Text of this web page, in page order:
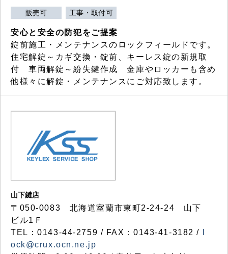
販売可 工事・取付可
安心と安全の防犯をご提案
錠前施工・メンテナンスのロックフィールドです。
住宅解錠～カギ交換・錠前、キーレス錠の新規取
付 車両解錠～紛失鍵作成 金庫やロッカーも含め
他様々に解錠・メンテナンスにご対応致します。
山下鍵店
〒050-0083 北海道室蘭市東町2-24-24 山下
ビル1Ｆ
TEL：0143-44-2759 / FAX：0143-41-3182 /
ock@crux.ocn.ne.jp